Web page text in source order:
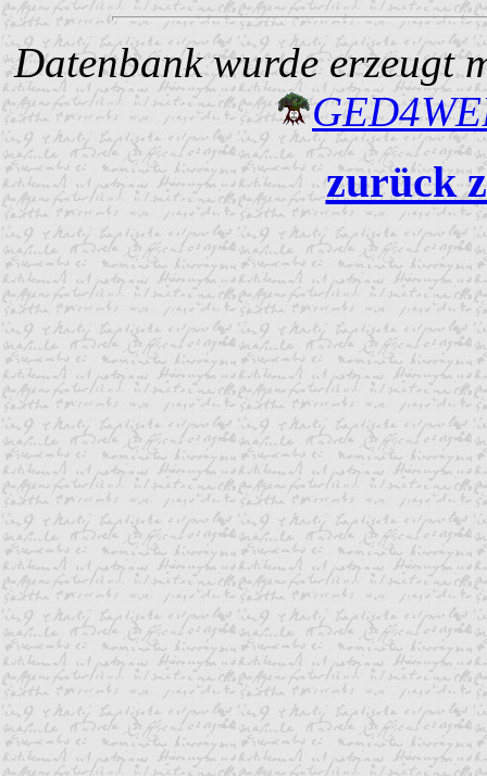
Datenbank wurde erzeugt
zurück